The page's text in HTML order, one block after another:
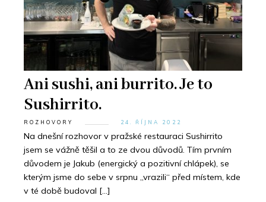
Ani sushi, ani burrito. Je to
Sushirrito.
ROZHOVORY 24. ŘÍJNA 2022
Na dnešní rozhovor v pražské restauraci Sushirrito
jsem se vážně těšil a to ze dvou důvodů. Tím prvním
důvodem je Jakub (energický a pozitivní chlápek), se
kterým jsme do sebe v srpnu „vrazili“ před místem, kde
v té době budoval […]